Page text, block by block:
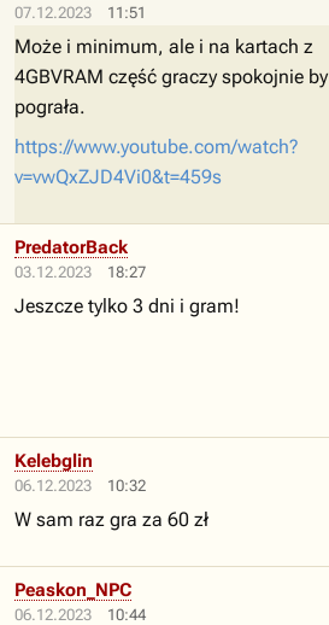
07.12.2023 11:51
Może i minimum, ale i na kartach z
4GBVRAM część graczy spokojnie by
pograła.
https://www.youtube.com/watch?
v=vwQxZJD4Vi0&t=459s
03.12.2023 18:27
PredatorBack
Jeszcze tylko 3 dni i gram!
06.12.2023 10:32
Kelebglin
W sam raz gra za 60 zł
06.12.2023 10:44
Peaskon_NPC